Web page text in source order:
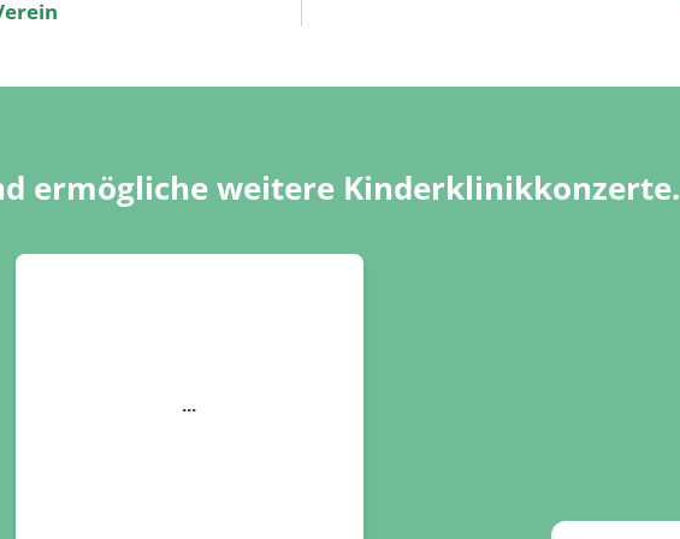
ermögliche weitere Kinderklinikkonzerte.